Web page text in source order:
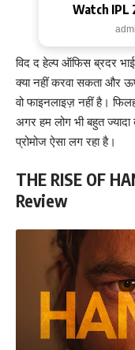
Watch IPL
विद द हेल्प ऑफिस ब्रदर
क्या नहीं करवा सकता और
वो फाइनलाइज़ नहीं है।
अगर हम लोग भी बहुत
प्रोमोज ऐसा लग रहा है।
THE RISE OF
Review